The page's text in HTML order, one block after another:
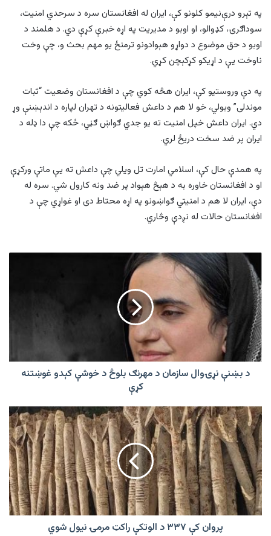
په تېرو درې‌نیمو کلونو کې، ایران له افغانستان سره د سرحدي امنیت،
سوداګرۍ، کډوالو، او اوبو د مدیریت په اړه خبرې کړې دي. د هلمند د
اوبو د حق موضوع د دواړو هېوادونو ترمنځ یو مهم بحث و، چې وخت
ناوخت یې د اړیکو کړکېچن کړي.
په دې وروستیو کې، ایران هڅه کوي چې د افغانستان وضعیت “ثبات
موندلی” وبولي، خو لا هم د داعش فعالیتونه د تهران لپاره د اندېښنې وړ
دي. ایران داعش خپل امنیت ته یو جدي ګواښ ګڼي، ځکه چې دا ډله د
ایران پر ضد سخت دریځ لري.
په همدې حال کې، اسلامي امارت تل ویلي چې داعش ته یې ماتې ورکړې
او د افغانستان خاوره به د هېڅ هېواد پر ضد ونه کارول شي. سره له
دې، ایران لا هم د امنیتي ګواښونو په اړه محتاط دی او غواړي چې د
افغانستان حالات له نږدې وڅاري.
بښنې
نړۍوال
سازمان
د
مهرنګ
بلوڅ
د
خوشې
کېدود بښنې نړۍوال سازمان د مهرنګ بلوڅ د خوشې کېدو غوښتنه
کړې
پروان
کې
۳۳۷
د
الوتکې
راکټ
مرمۍ
نیول
شوي
پروان کې ۳۳۷ د الوتکې راکټ مرمۍ نیول شوي